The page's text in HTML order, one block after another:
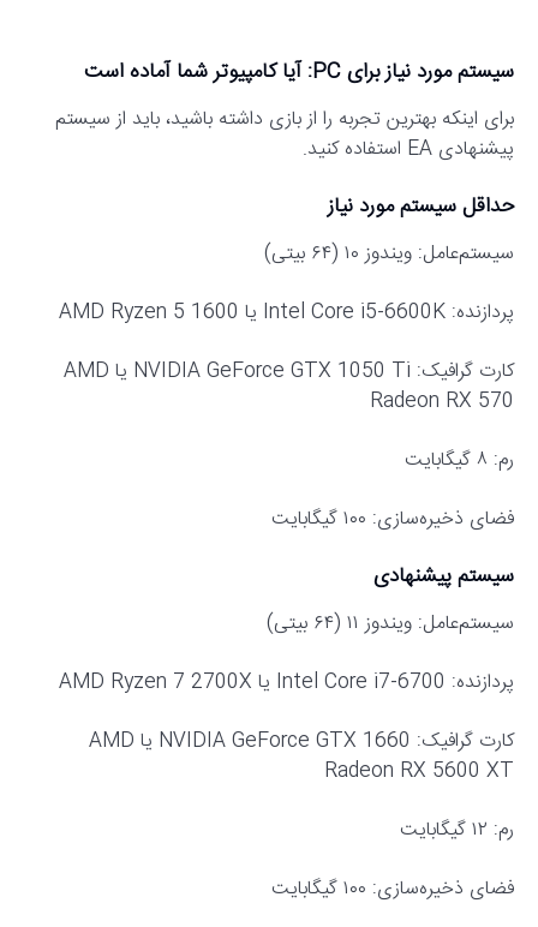
سیستم مورد نیاز برای PC: آیا کامپیوتر شما آماده است
برای اینکه بهترین تجربه را از بازی داشته باشید، باید از سیستم
پیشنهادی EA استفاده کنید.
حداقل سیستم مورد نیاز
سیستم‌عامل: ویندوز ۱۰ (۶۴ بیتی)
پردازنده: Intel Core i5-6600K یا AMD Ryzen 5 1600
کارت گرافیک: NVIDIA GeForce GTX 1050 Ti یا AMD
Radeon RX 570
رم: ۸ گیگابایت
فضای ذخیره‌سازی: ۱۰۰ گیگابایت
سیستم پیشنهادی
سیستم‌عامل: ویندوز ۱۱ (۶۴ بیتی)
پردازنده: Intel Core i7-6700 یا AMD Ryzen 7 2700X
کارت گرافیک: NVIDIA GeForce GTX 1660 یا AMD
Radeon RX 5600 XT
رم: ۱۲ گیگابایت
فضای ذخیره‌سازی: ۱۰۰ گیگابایت